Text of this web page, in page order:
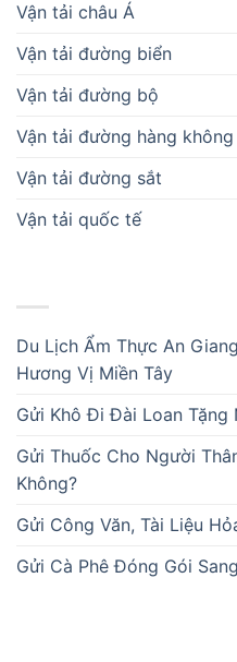
Vận tải châu Á
Vận tải đường biển
Vận tải đường bộ
Vận tải đường hàng không
Vận tải đường sắt
Vận tải quốc tế
Du Lịch Ẩm Thực An
Hương Vị Miền Tây
Gửi Khô Đi Đài Loan Tặng
Gửi Thuốc Cho Người
Không?
Gửi Công Văn, Tài Liệu
Gửi Cà Phê Đóng Gói